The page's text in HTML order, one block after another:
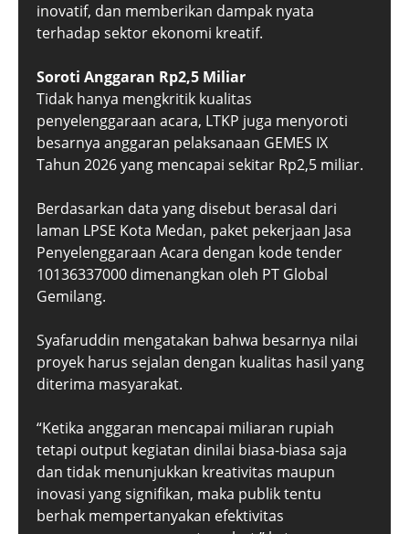
inovatif, dan memberikan dampak nyata
terhadap sektor ekonomi kreatif.
Soroti Anggaran Rp2,5 Miliar
Tidak hanya mengkritik kualitas
penyelenggaraan acara, LTKP juga menyoroti
besarnya anggaran pelaksanaan GEMES IX
Tahun 2026 yang mencapai sekitar Rp2,5 miliar.
Berdasarkan data yang disebut berasal dari
laman LPSE Kota Medan, paket pekerjaan Jasa
Penyelenggaraan Acara dengan kode tender
10136337000 dimenangkan oleh PT Global
Gemilang.
Syafaruddin mengatakan bahwa besarnya nilai
proyek harus sejalan dengan kualitas hasil yang
diterima masyarakat.
“Ketika anggaran mencapai miliaran rupiah
tetapi output kegiatan dinilai biasa-biasa saja
dan tidak menunjukkan kreativitas maupun
inovasi yang signifikan, maka publik tentu
berhak mempertanyakan efektivitas